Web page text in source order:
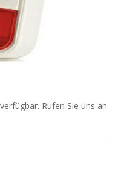
Rufen Sie uns an